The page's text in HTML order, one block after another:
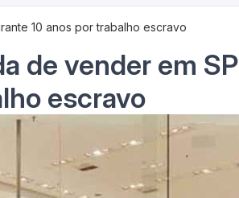
10 anos por trabalho escravo
de vender em SP
escravo